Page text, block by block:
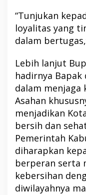
“Tunjukan
loyalitas yang
dalam
Lebih lanjut
hadirnya Bapak
dalam menjaga
Asahan
menjadikan
bersih dan
Pemerintah
diharapkan
berperan serta
kebersihan
diwilayahnya